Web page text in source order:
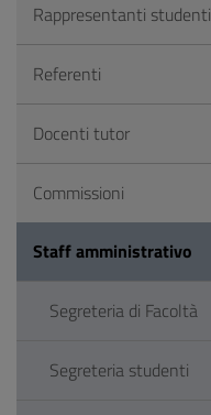
Rappresentanti studenti
Referenti
Docenti tutor
Commissioni
Staff amministrativo
Segreteria di Facoltà
Segreteria studenti